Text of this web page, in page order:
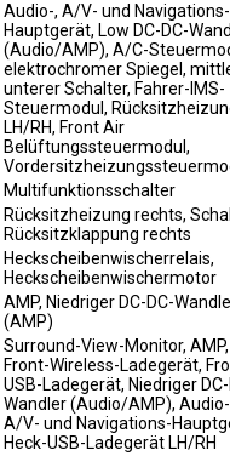
Audio-, A/V- und Navigations-
Hauptgerät, Low DC-DC-
(Audio/AMP), A/C-
elektrochromer Spiegel,
unterer Schalter, Fahrer-IMS-
Steuermodul,
LH/RH, Front Air
Belüftungssteuermodul,
Multifunktionsschalter
Rücksitzheizung rechts,
Rücksitzklappung rechts
Heckscheibenwischerrelais,
Heckscheibenwischermotor
AMP, Niedriger DC-DC-
(AMP)
Surround-View-Monitor, AMP,
Front-Wireless-Ladegerät,
USB-Ladegerät, Niedriger
Wandler (Audio/AMP),
A/V- und Navigations-
Heck-USB-Ladegerät LH/RH